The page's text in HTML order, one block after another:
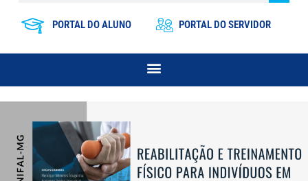
PORTAL DO ALUNO PORTAL DO SERVIDOR